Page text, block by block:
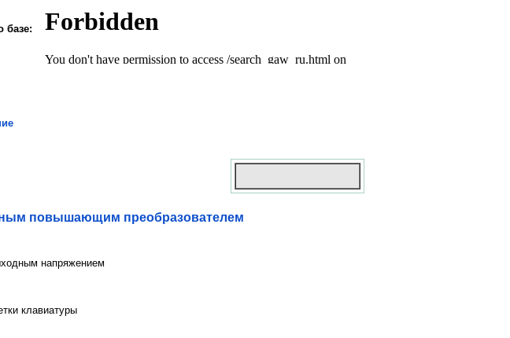
базе:
повышающим преобразователем
напряжением
клавиатуры